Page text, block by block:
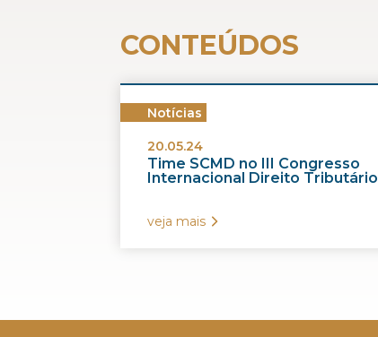
CONTEÚDOS
Notícias
20.05.24
Time SCMD no III Congresso
Internacional Direito Tributário
veja mais